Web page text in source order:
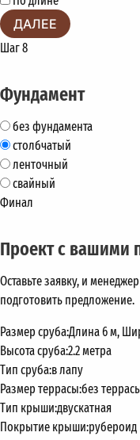
ДАЛЕЕ
Шаг 8
Фундамент
без фундамента
столбчатый
ленточный
свайный
Финал
Проект с вашими
Оставьте заявку, и
подготовить предложение.
Размер сруба:Длина 6 м,
Высота сруба:2.2 метра
Тип сруба:в лапу
Размер террасы:без
Тип крыши:двускатная
Покрытие крыши:рубероид